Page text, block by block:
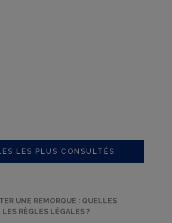
LES PLUS CONSULTÉS
UNE REMORQUE : QUELLES
LES RÈGLES LÉGALES ?